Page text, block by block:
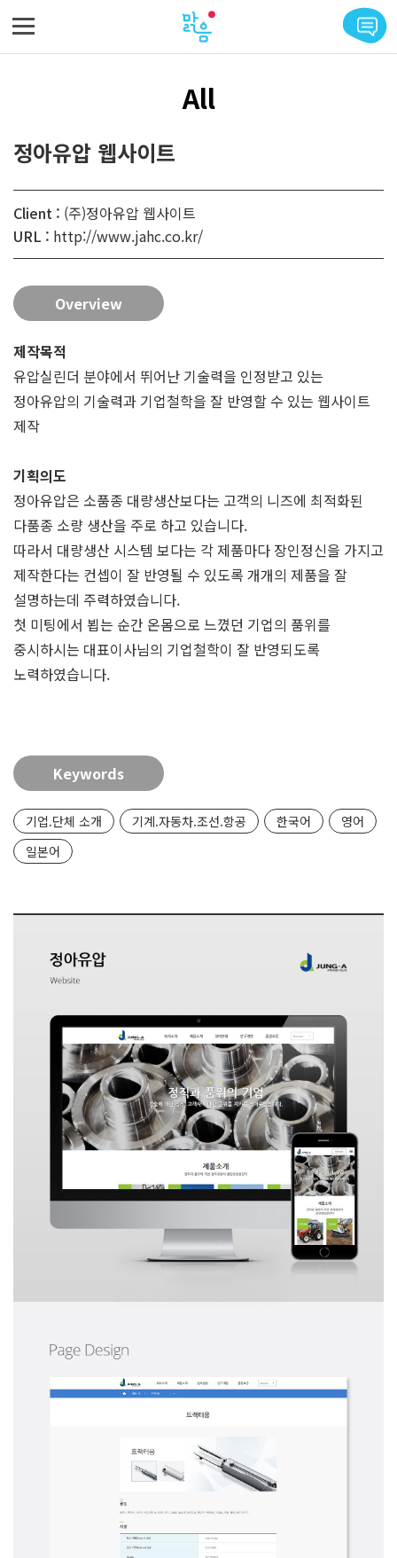
All
정아유압 웹사이트
Client : (주)정아유압 웹사이트
URL : http://www.jahc.co.kr/
Overview
제작목적
유압실린더 분야에서 뛰어난 기술력을 인정받고 있는
정아유압의 기술력과 기업철학을 잘 반영할 수 있는 웹사이트
제작
기획의도
정아유압은 소품종 대량생산보다는 고객의 니즈에 최적화된
다품종 소량 생산을 주로 하고 있습니다.
따라서 대량생산 시스템 보다는 각 제품마다 장인정신을 가지고
제작한다는 컨셉이 잘 반영될 수 있도록 개개의 제품을 잘
설명하는데 주력하였습니다.
첫 미팅에서 뵙는 순간 온몸으로 느꼈던 기업의 품위를
중시하시는 대표이사님의 기업철학이 잘 반영되도록
노력하였습니다.
Keywords
기업.단체 소개 기계.자동차.조선.항공 한국어
영어
일본어